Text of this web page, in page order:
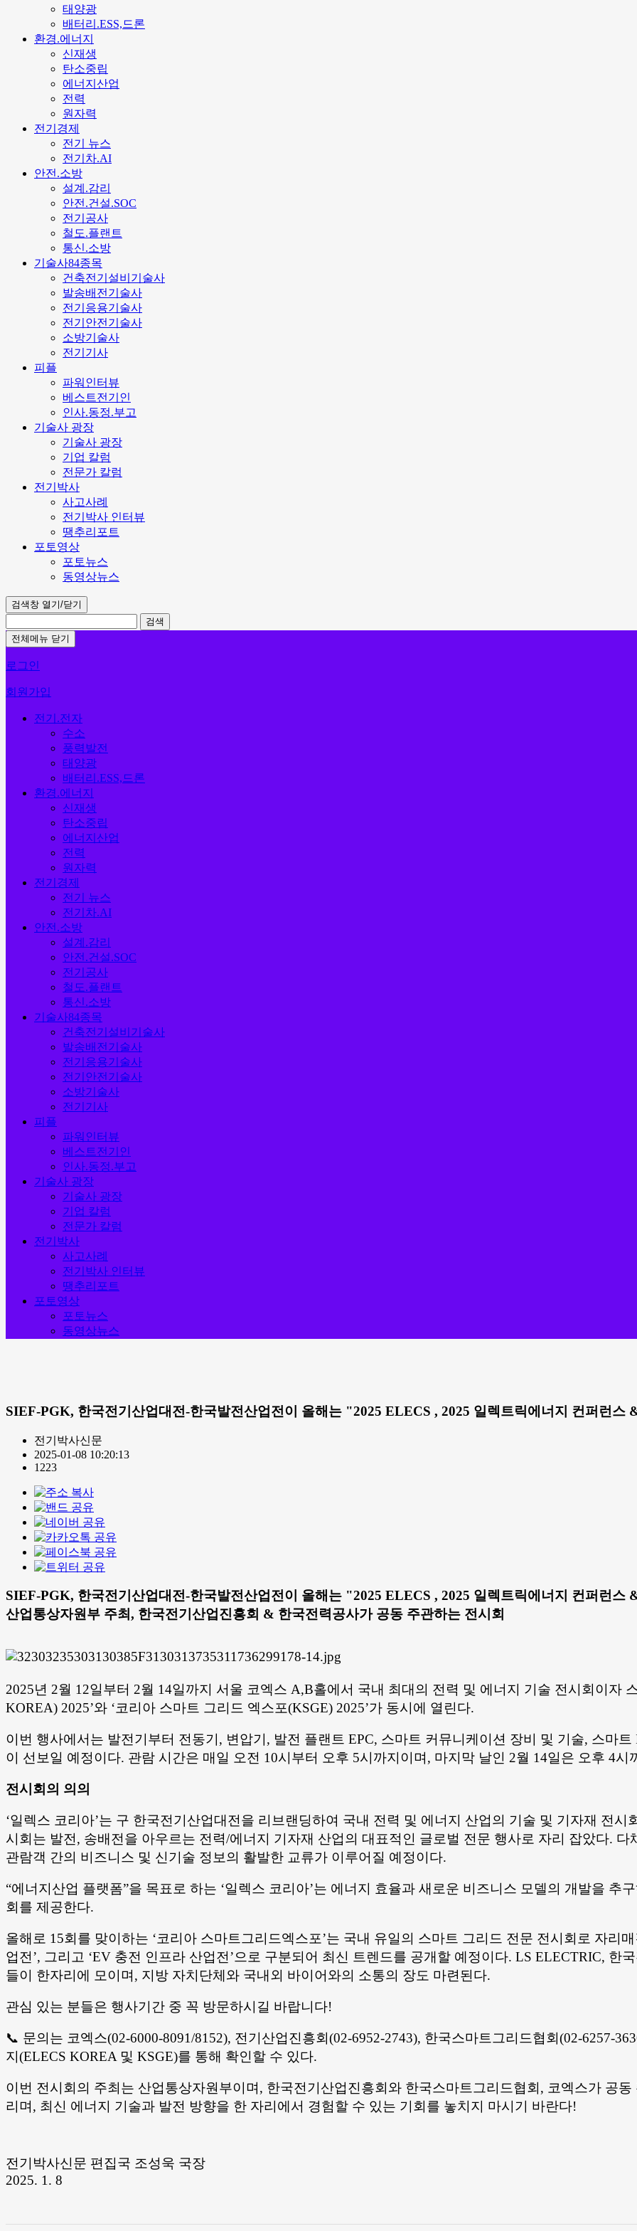
태양광
배터리.ESS,드론
환경.에너지
신재생
탄소중립
에너지산업
전력
원자력
전기경제
전기 뉴스
전기차.AI
안전.소방
설계.감리
안전.건설.SOC
전기공사
철도.플랜트
통신.소방
기술사84종목
건축전기설비기술사
발송배전기술사
전기응용기술사
전기안전기술사
소방기술사
전기기사
피플
파워인터뷰
베스트전기인
인사.동정.부고
기술사 광장
기술사 광장
기업 칼럼
전문가 칼럼
전기박사
사고사례
전기박사 인터뷰
땡추리포트
포토영상
포토뉴스
동영상뉴스
검색창 열기/닫기
검색
전체메뉴 닫기
로그인
회원가입
전기.전자
수소
풍력발전
태양광
배터리.ESS,드론
환경.에너지
신재생
탄소중립
에너지산업
전력
원자력
전기경제
전기 뉴스
전기차.AI
안전.소방
설계.감리
안전.건설.SOC
전기공사
철도.플랜트
통신.소방
기술사84종목
건축전기설비기술사
발송배전기술사
전기응용기술사
전기안전기술사
소방기술사
전기기사
피플
파워인터뷰
베스트전기인
인사.동정.부고
기술사 광장
기술사 광장
기업 칼럼
전문가 칼럼
전기박사
사고사례
전기박사 인터뷰
땡추리포트
포토영상
포토뉴스
동영상뉴스
SIEF-PGK, 한국전기산업대전-한국발전산업전이 올해는 "2025 ELECS , 2025 일렉트릭에너지 컨퍼런스
전기박사신문
2025-01-08 10:20:13
1223
SIEF-PGK, 한국전기산업대전-한국발전산업전이 올해는 "2025 ELECS , 2025 일렉트릭에너지 컨퍼런스
산업통상자원부 주최, 한국전기산업진흥회 & 한국전력공사가 공동 주관하는 전시회
2025년 2월 12일부터 2월 14일까지 서울 코엑스 A,B홀에서 국내 최대의 전력 및 에너지 기술 전시회이자
KOREA) 2025’와 ‘코리아 스마트 그리드 엑스포(KSGE) 2025’가 동시에 열린다.
이번 행사에서는 발전기부터 전동기, 변압기, 발전 플랜트 EPC, 스마트 커뮤니케이션 장비 및 기술, 스마
이 선보일 예정이다. 관람 시간은 매일 오전 10시부터 오후 5시까지이며, 마지막 날인 2월 14일은 오후 4시
전시회의 의의
‘일렉스 코리아’는 구 한국전기산업대전을 리브랜딩하여 국내 전력 및 에너지 산업의 기술 및 기자재 전
시회는 발전, 송배전을 아우르는 전력/에너지 기자재 산업의 대표적인 글로벌 전문 행사로 자리 잡았다.
관람객 간의 비즈니스 및 신기술 정보의 활발한 교류가 이루어질 예정이다.
“에너지산업 플랫폼”을 목표로 하는 ‘일렉스 코리아’는 에너지 효율과 새로운 비즈니스 모델의 개발을 추
회를 제공한다.
올해로 15회를 맞이하는 ‘코리아 스마트그리드엑스포’는 국내 유일의 스마트 그리드 전문 전시회로 자리
업전’, 그리고 ‘EV 충전 인프라 산업전’으로 구분되어 최신 트렌드를 공개할 예정이다. LS ELECTRIC, 한
들이 한자리에 모이며, 지방 자치단체와 국내외 바이어와의 소통의 장도 마련된다.
관심 있는 분들은 행사기간 중 꼭 방문하시길 바랍니다!
📞 문의는 코엑스(02-6000-8091/8152), 전기산업진흥회(02-6952-2743), 한국스마트그리드협회(02-6257-
지(ELECS KOREA 및 KSGE)를 통해 확인할 수 있다.
이번 전시회의 주최는 산업통상자원부이며, 한국전기산업진흥회와 한국스마트그리드협회, 코엑스가 공
리며, 최신 에너지 기술과 발전 방향을 한 자리에서 경험할 수 있는 기회를 놓치지 마시기 바란다!
전기박사신문 편집국 조성욱 국장
2025. 1. 8